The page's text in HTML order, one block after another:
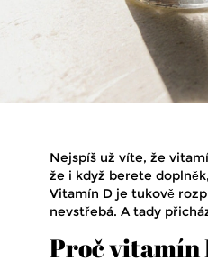
Nejspíš už víte, že
že i když berete
Vitamín D je tukově
nevstřebá. A tady
Proč vitamín